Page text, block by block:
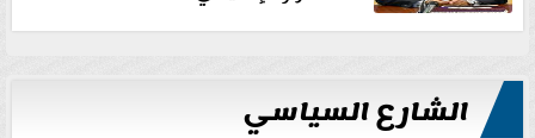
الشارع السياسي